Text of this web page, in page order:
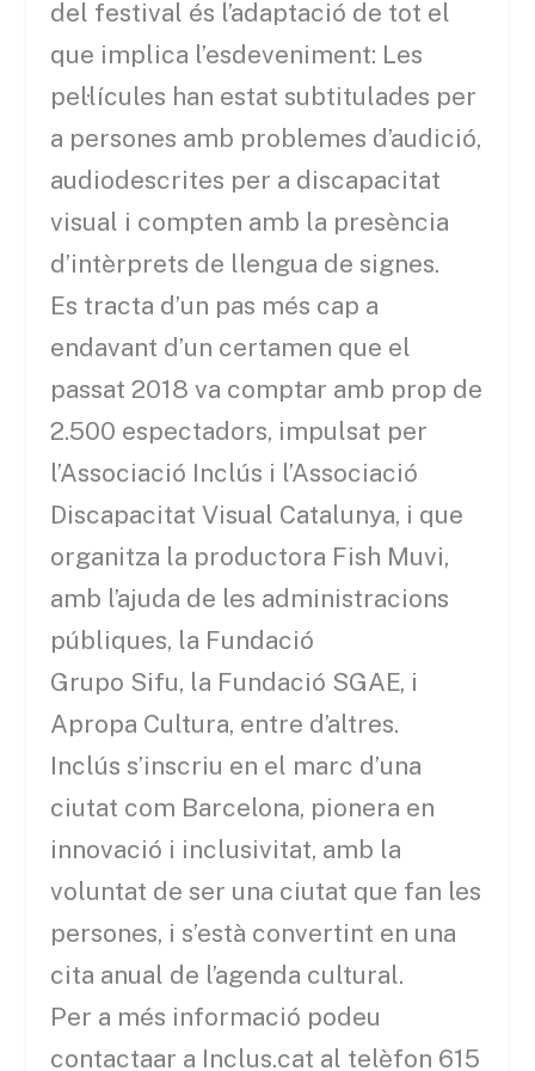
del festival és l’adaptació de tot el
que implica l’esdeveniment: Les
pel·lícules han estat subtitulades per
a persones amb problemes d’audició,
audiodescrites per a discapacitat
visual i compten amb la presència
d’intèrprets de llengua de signes.
Es tracta d’un pas més cap a
endavant d’un certamen que el
passat 2018 va comptar amb prop de
2.500 espectadors, impulsat per
l’Associació Inclús i l’Associació
Discapacitat Visual Catalunya, i que
organitza la productora Fish Muvi,
amb l’ajuda de les administracions
públiques, la Fundació
Grupo Sifu, la Fundació SGAE, i
Apropa Cultura, entre d’altres.
Inclús s’inscriu en el marc d’una
ciutat com Barcelona, pionera en
innovació i inclusivitat, amb la
voluntat de ser una ciutat que fan les
persones, i s’està convertint en una
cita anual de l’agenda cultural.
Per a més informació podeu
contactaar a Inclus.cat al telèfon 615